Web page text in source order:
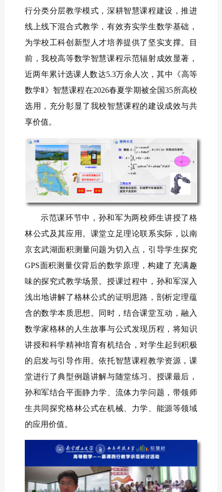
行分类分层教学模式，深耕智慧课程建设，推进
线上线下混合式教学，有效夯实学生数学基础，
为学校工科创新型人才培养提供了坚实支撑。目
前，我校高等数学智慧课程示范辐射成效显著，
近两年累计选课人数达5.3万余人次，其中《高等
数学
》智慧课程在2026春夏学期被全国35所高校
选用，充分彰显了我校智慧课程的建设成效与共
享价值。
示范课环节中，孙和军为两校师生讲授了格
林公式及其应用。课堂立足理论联系实际，以南
京玄武湖面积测量问题为切入点，引导学生探究
GPS面积测量仪背后的数学原理，构建了充满趣
味的探究式教学场景。授课过程中，孙和军深入
浅出地讲解了格林公式的证明思路，剖析定理蕴
含的数学本质思想。同时，结合课堂互动，融入
数学家格林的人生故事与公式发现历程，将知识
讲授和科学精神培育有机结合，对学生起到积极
的启发与引导作用。依托智慧课程教学资源，课
堂进行了典型例题讲解与随堂练习。授课最后，
孙和军结合平面静力学、流体力学问题，带领师
生共同探究格林公式在机械、力学、能源等领域
的应用价值。